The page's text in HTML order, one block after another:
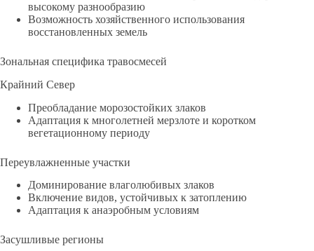
высокому разнообразию
Возможность хозяйственного использования
восстановленных земель
Зональная специфика травосмесей
Крайний Север
Преобладание морозостойких злаков
Адаптация к многолетней мерзлоте и коротком
вегетационному периоду
Переувлажненные участки
Доминирование влаголюбивых злаков
Включение видов, устойчивых к затоплению
Адаптация к анаэробным условиям
Засушливые регионы